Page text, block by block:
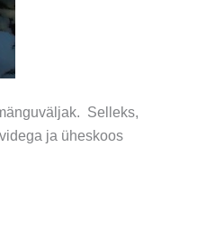
Selleks,
ja üheskoos